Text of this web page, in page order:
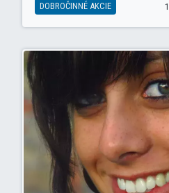
DOBROČINNÉ AKCIE